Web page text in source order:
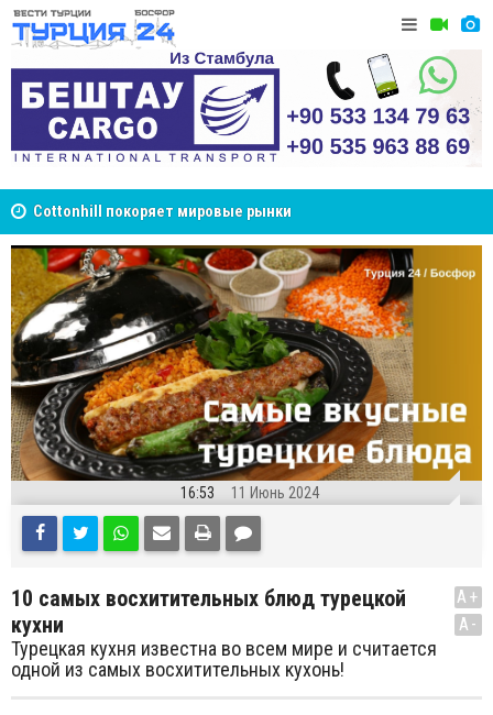
Cottonhill покоряет мировые рынки
Стамбуле
16:53 11 Июнь 2024
10 самых восхитительных блюд турецкой
кухни
Турецкая кухня известна во всем мире и считается
одной из самых восхитительных кухонь!
A+
A-